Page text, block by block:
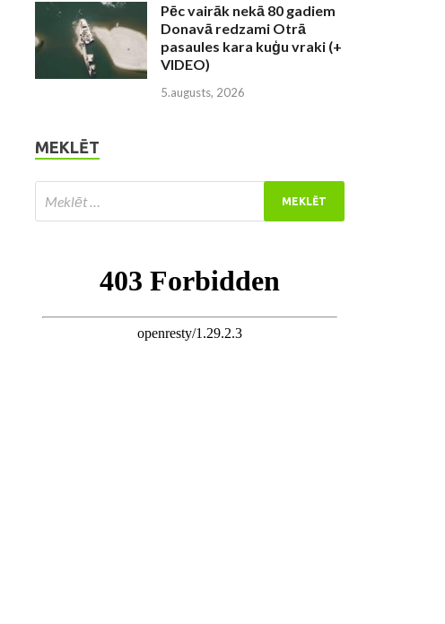
Pēc vairāk nekā 80 gadiem
Donavā redzami Otrā
pasaules kara kuģu vraki (+
VIDEO)
5.augusts, 2026
MEKLĒT